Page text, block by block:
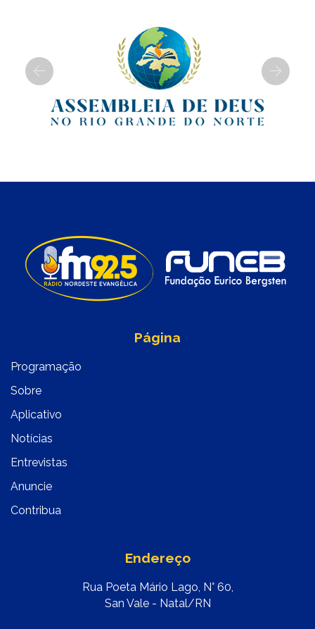
Previous Next
Página
Programação
Sobre
Aplicativo
Notícias
Entrevistas
Anuncie
Contribua
Endereço
Rua Poeta Mário Lago, N° 60,
San Vale - Natal/RN